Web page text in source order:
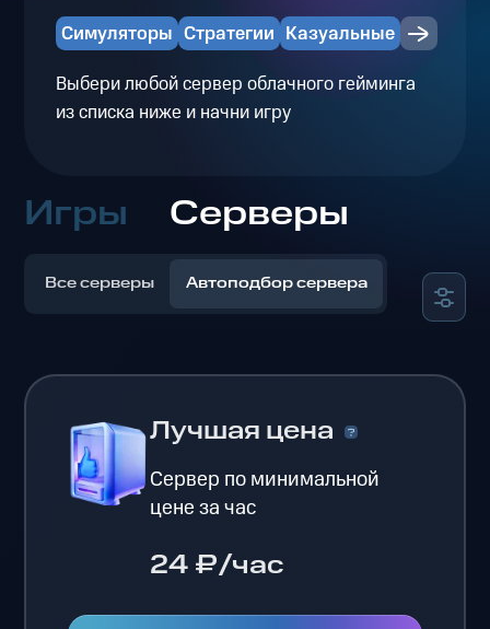
Симуляторы Стратегии Казуальные
Выбери любой сервер облачного гейминга
из списка ниже и начни игру
Игры Серверы
Все серверы Автоподбор сервера
Лучшая цена
Сервер по минимальной
цене за час
24 ₽/час